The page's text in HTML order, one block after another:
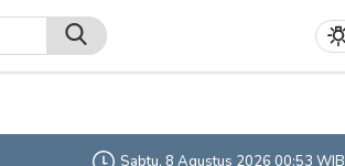
Sabtu, 8 Agustus 2026 00:53 WIB